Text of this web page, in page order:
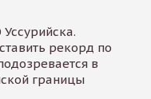
рекорд по
в
границы